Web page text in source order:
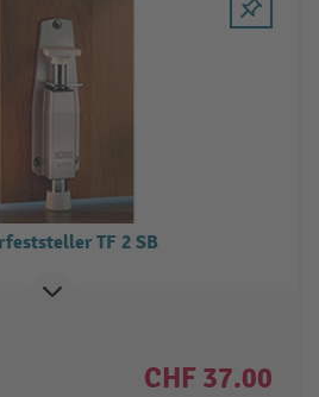
TF 2 SB
CHF 37.00